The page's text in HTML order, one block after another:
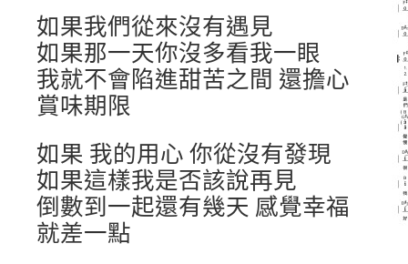
如果我們從來沒有遇見
如果那一天你沒多看我一眼
我就不會陷進甜苦之間 還擔心
賞味期限
如果 我的用心 你從沒有發現
如果這樣我是否該說再見
倒數到一起還有幾天 感覺幸福
就差一點